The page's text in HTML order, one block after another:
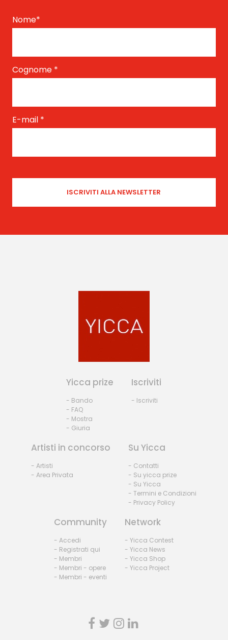
Nome*
Cognome *
E-mail *
Yicca prize
- Bando
- FAQ
- Mostra
- Giuria
Iscriviti
- Iscriviti
Artisti in concorso
- Artisti
- Area Privata
Su Yicca
- Contatti
- Su yicca prize
- Su Yicca
- Termini e Condizioni
- Privacy Policy
Community
- Accedi
- Registrati qui
- Membri
- Membri - opere
- Membri - eventi
Network
- Yicca Contest
- Yicca News
- Yicca Shop
- Yicca Project